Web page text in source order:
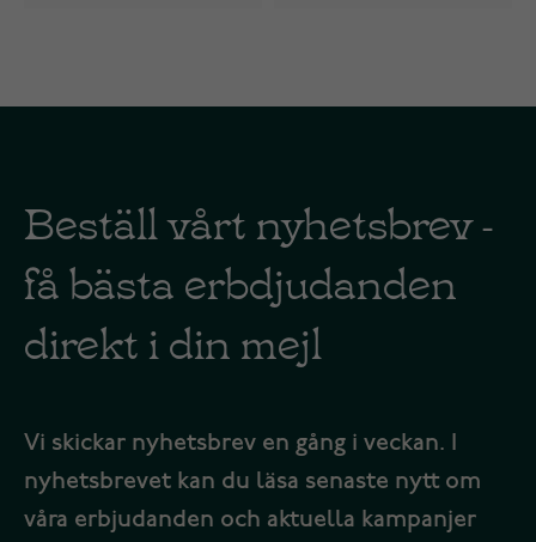
Beställ vårt nyhetsbrev -
få bästa erbdjudanden
direkt i din mejl
Vi skickar nyhetsbrev en gång i veckan. I
nyhetsbrevet kan du läsa senaste nytt om
våra erbjudanden och aktuella kampanjer